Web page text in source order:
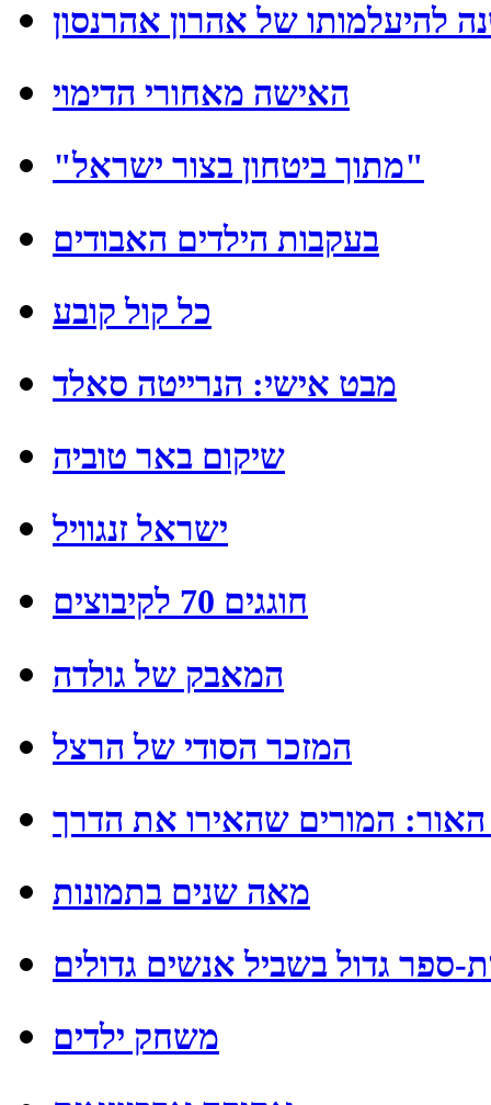
להיעלמותו של אהרון אהרנסון
האישה מאחורי הדימוי
"מתוך ביטחון בצור ישראל"
בעקבות הילדים האבודים
כל קול קובע
מבט אישי: הנרייטה סאלד
שיקום באר טוביה
ישראל זנגוויל
חוגגים 70 לקיבוצים
המאבק של גולדה
המזכר הסודי של הרצל
האור: המורים שהאירו את הדרך
מאה שנים בתמונות
ספר גדול בשביל אנשים גדולים
משחק ילדים